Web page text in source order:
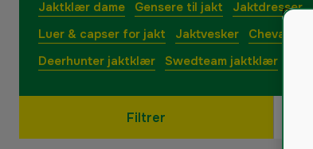
Jaktklær dame
Gensere til jakt Jaktdresser
Luer & capser for jakt
Jaktvesker Chevalier
Deerhunter jaktklær
Swedteam jaktklær
Filtrer